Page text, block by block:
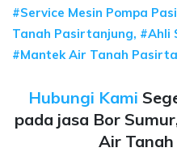
#Service Mesin Pompa
Tanah Pasirtanjung, #Ahli
#Mantek Air Tanah
Hubungi Kami
pada jasa Bor
Air Tanah